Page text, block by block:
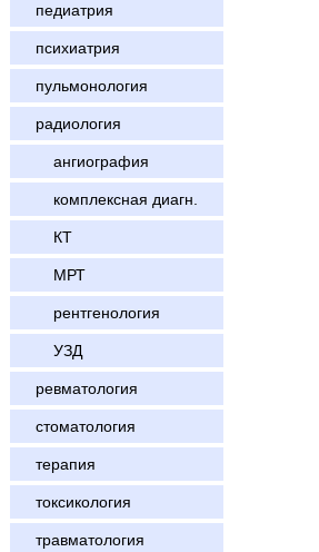
педиатрия
психиатрия
пульмонология
радиология
ангиография
комплексная диагн.
КТ
МРТ
рентгенология
УЗД
ревматология
стоматология
терапия
токсикология
травматология